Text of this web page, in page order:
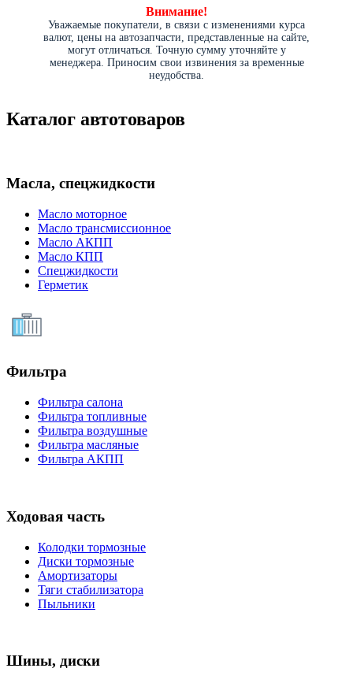
Внимание!
Уважаемые покупатели, в связи с изменениями курса
валют, цены на автозапчасти, представленные на сайте,
могут отличаться. Точную сумму уточняйте у
менеджера. Приносим свои извинения за временные
неудобства.
Каталог автотоваров
Масла, спецжидкости
Масло моторное
Масло трансмиссионное
Масло АКПП
Масло КПП
Спецжидкости
Герметик
Фильтра
Фильтра салона
Фильтра топливные
Фильтра воздушные
Фильтра масляные
Фильтра АКПП
Ходовая часть
Колодки тормозные
Диски тормозные
Амортизаторы
Тяги стабилизатора
Пыльники
Шины, диски